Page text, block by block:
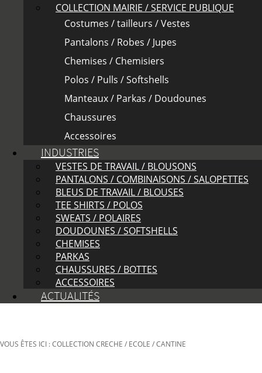
COLLECTION MAIRIE / SERVICE PUBLIQUE
Costumes / tailleurs / Vestes
Pantalons / Robes / Jupes
Chemises / Chemisiers
Polos / Pulls / Softshells
Manteaux / Parkas / Doudounes
Chaussures
Accessoires
INDUSTRIES
VESTES DE TRAVAIL / BLOUSONS
PANTALONS / COMBINAISONS / SALOPETTES
BLEUS DE TRAVAIL / BLOUSES
TEE SHIRTS / POLOS
SWEATS / POLAIRES
DOUDOUNES / SOFTSHELLS
CHEMISES
PARKAS
CHAUSSURES / BOTTES
ACCESSOIRES
ACTUALITÉS
VOUS ÊTES ICI : COLLECTION CRECHE / ECOLE / CANTINE